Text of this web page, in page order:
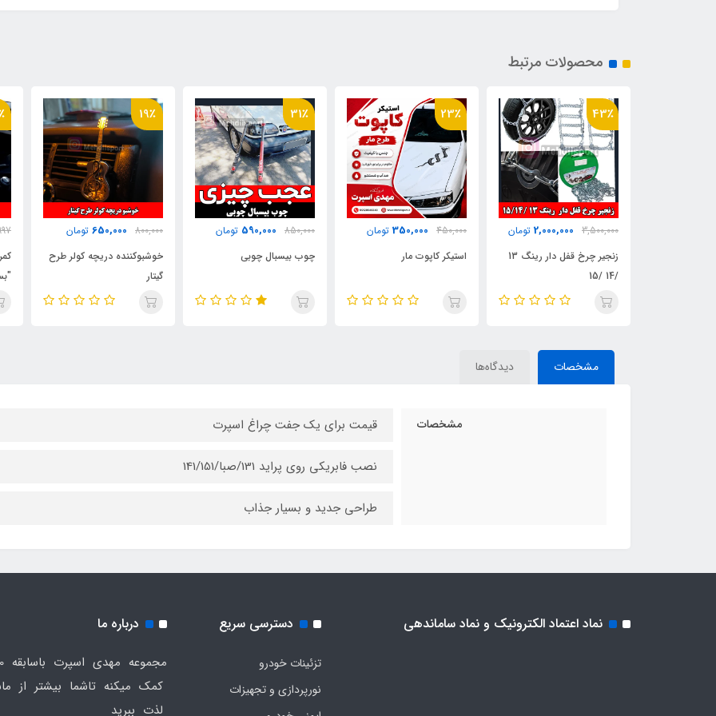
محصولات مرتبط
23٪
450,000
350,000 تومان
استیکر کاپوت مار
31٪
850,000
590,000 تومان
چوب بیسبال چوبی
19٪
800,000
650,000 تومان
خوشبوکننده دریچه کولر طرح
30٪
849,997
600,000 تومان
کمربند ایمنی اسپرت رنگی
"بسته 2 عددی "
مشخصات دیدگاه‌ها
مشخصات قیمت برای یک جفت چراغ اسپرت
نصب فابریکی روی پراید 131/صبا/141/151
طراحی جدید و بسیار جذاب
نماد اعتماد الکترونیک و نماد ساماندهی دسترسی سریع
تزئینات خودرو
نورپردازی و تجهیزات
درباره ما
کمک میکنه تاشما بیشتر از
لذت ببرید